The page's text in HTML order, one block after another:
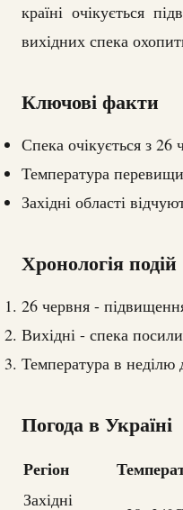
країні очікується
вихідних спека
Ключові факти
Спека очікується з 26
Температура
Західні області
Хронологія подій
26 червня -
Вихідні - спека
Температура в неділю
Погода в Україні
Регіон
Західні